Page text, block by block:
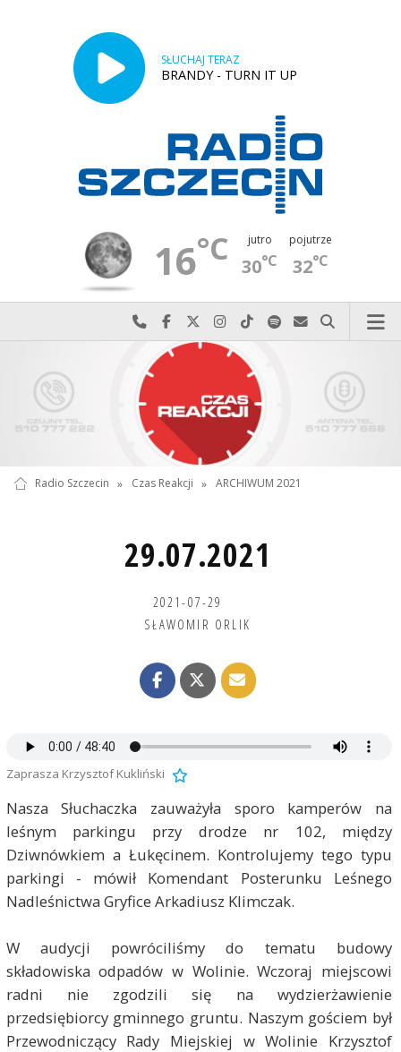
SŁUCHAJ TERAZ
BRANDY - TURN IT UP
16°C jutro
30°C
pojutrze
32°C
Najlepiej po prostu do nas zadzwoń
Odwiedź nas na Facebook-u
Odwiedź nas na X
Odwiedź nas na Instagram-ie
Odwiedź nas na TikTok-u
Szukaj nas na Spotify
Wyślij do nas
Szukaj
Radio Szczecin » Czas Reakcji » ARCHIWUM 2021
29.07.2021
2021-07-29
SŁAWOMIR ORLIK
Zaprasza Krzysztof Kukliński
Nasza Słuchaczka zauważyła sporo kamperów na
leśnym parkingu przy drodze nr 102, między
Dziwnówkiem a Łukęcinem. Kontrolujemy tego typu
parkingi - mówił Komendant Posterunku Leśnego
Nadleśnictwa Gryfice Arkadiusz Klimczak.
W audycji powróciliśmy do tematu budowy
składowiska odpadów w Wolinie. Wczoraj miejscowi
radni nie zgodzili się na wydzierżawienie
przedsiębiorcy gminnego gruntu. Naszym gościem był
Przewodniczący Rady Miejskiej w Wolinie Krzysztof